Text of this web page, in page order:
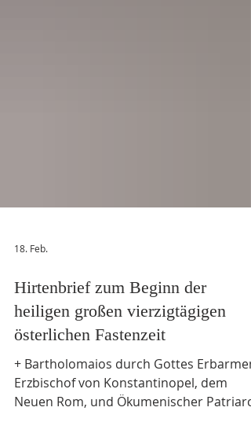
18. Feb.
Hirtenbrief zum Beginn der
heiligen großen vierzigtägigen
österlichen Fastenzeit
+ Bartholomaios durch Gottes Erbarmen